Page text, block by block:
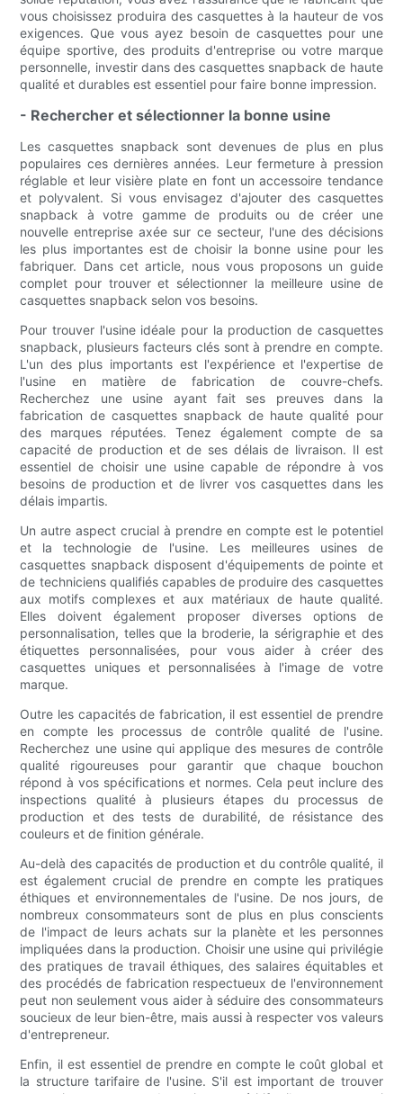
vous choisissez produira des casquettes à la hauteur de vos
exigences. Que vous ayez besoin de casquettes pour une
équipe sportive, des produits d'entreprise ou votre marque
personnelle, investir dans des casquettes snapback de haute
qualité et durables est essentiel pour faire bonne impression.
- Rechercher et sélectionner la bonne usine
Les casquettes snapback sont devenues de plus en plus
populaires ces dernières années. Leur fermeture à pression
réglable et leur visière plate en font un accessoire tendance
et polyvalent. Si vous envisagez d'ajouter des casquettes
snapback à votre gamme de produits ou de créer une
nouvelle entreprise axée sur ce secteur, l'une des décisions
les plus importantes est de choisir la bonne usine pour les
fabriquer. Dans cet article, nous vous proposons un guide
complet pour trouver et sélectionner la meilleure usine de
casquettes snapback selon vos besoins.
Pour trouver l'usine idéale pour la production de casquettes
snapback, plusieurs facteurs clés sont à prendre en compte.
L'un des plus importants est l'expérience et l'expertise de
l'usine en matière de fabrication de couvre-chefs.
Recherchez une usine ayant fait ses preuves dans la
fabrication de casquettes snapback de haute qualité pour
des marques réputées. Tenez également compte de sa
capacité de production et de ses délais de livraison. Il est
essentiel de choisir une usine capable de répondre à vos
besoins de production et de livrer vos casquettes dans les
délais impartis.
Un autre aspect crucial à prendre en compte est le potentiel
et la technologie de l'usine. Les meilleures usines de
casquettes snapback disposent d'équipements de pointe et
de techniciens qualifiés capables de produire des casquettes
aux motifs complexes et aux matériaux de haute qualité.
Elles doivent également proposer diverses options de
personnalisation, telles que la broderie, la sérigraphie et des
étiquettes personnalisées, pour vous aider à créer des
casquettes uniques et personnalisées à l'image de votre
marque.
Outre les capacités de fabrication, il est essentiel de prendre
en compte les processus de contrôle qualité de l'usine.
Recherchez une usine qui applique des mesures de contrôle
qualité rigoureuses pour garantir que chaque bouchon
répond à vos spécifications et normes. Cela peut inclure des
inspections qualité à plusieurs étapes du processus de
production et des tests de durabilité, de résistance des
couleurs et de finition générale.
Au-delà des capacités de production et du contrôle qualité, il
est également crucial de prendre en compte les pratiques
éthiques et environnementales de l'usine. De nos jours, de
nombreux consommateurs sont de plus en plus conscients
de l'impact de leurs achats sur la planète et les personnes
impliquées dans la production. Choisir une usine qui privilégie
des pratiques de travail éthiques, des salaires équitables et
des procédés de fabrication respectueux de l'environnement
peut non seulement vous aider à séduire des consommateurs
soucieux de leur bien-être, mais aussi à respecter vos valeurs
d'entrepreneur.
Enfin, il est essentiel de prendre en compte le coût global et
la structure tarifaire de l'usine. S'il est important de trouver